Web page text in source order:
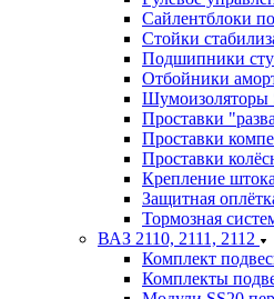
Сайлентблоки
Стойки
Подшипники
Отбойники
Шумоизоляторы
Проставки
Проставки
Проставки
Крепление
Защитная
Тормозная
ВАЗ 2110, 2111, 2112
Комплект
Комплекты